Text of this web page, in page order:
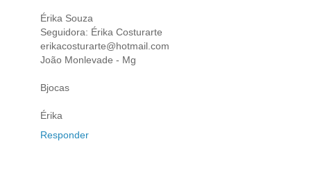
Érika Souza
Seguidora: Érika Costurarte
erikacosturarte@hotmail.com
João Monlevade - Mg
Bjocas
Érika
Responder